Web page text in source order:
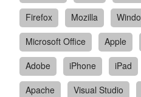
Firefox
Mozilla
Microsoft Office
Apple
Adobe
iPhone iPad
Apache
Visual Studio